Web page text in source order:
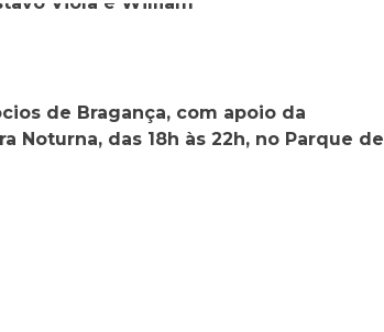
de Bragança, com apoio da
Noturna, das 18h às 22h, no Parque de